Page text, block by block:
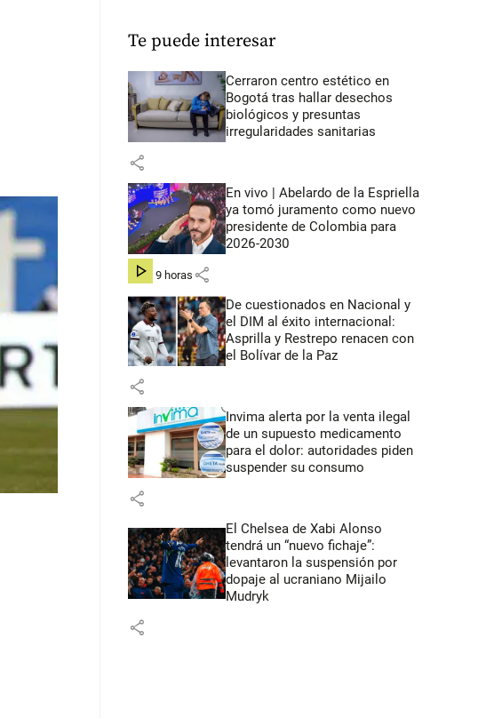
Te puede interesar
Cerraron centro estético en
Bogotá tras hallar desechos
biológicos y presuntas
irregularidades sanitarias
share
En vivo | Abelardo de la Espriella
ya tomó juramento como nuevo
presidente de Colombia para
2026-2030
hace 9 horas share
De cuestionados en Nacional y
el DIM al éxito internacional:
Asprilla y Restrepo renacen con
el Bolívar de la Paz
share
Invima alerta por la venta ilegal
de un supuesto medicamento
para el dolor: autoridades piden
suspender su consumo
share
El Chelsea de Xabi Alonso
tendrá un “nuevo fichaje”:
levantaron la suspensión por
dopaje al ucraniano Mijailo
Mudryk
share